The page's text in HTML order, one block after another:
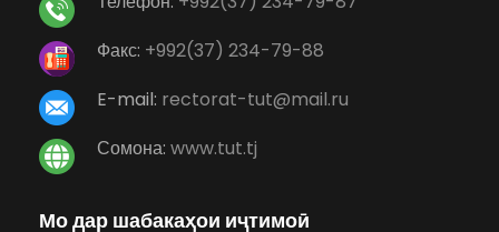
Факс: +992(37) 234-79-88
E-mail: rectorat-tut@mail.ru
Сомона: www.tut.tj
Мо дар шабакаҳои иҷтимоӣ